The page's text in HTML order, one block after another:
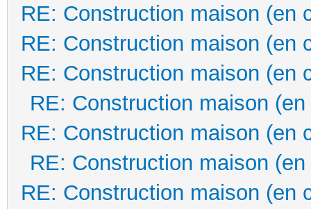
RE: Construction maison (en
RE: Construction maison (en
RE: Construction maison (en
RE: Construction maison
RE: Construction maison (en
RE: Construction maison
RE: Construction maison (en